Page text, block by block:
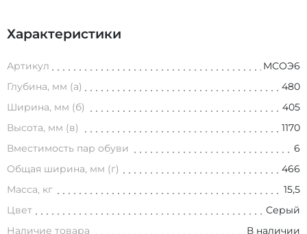
Характеристики
Артикул
МСОЭ6
Глубина, мм (а)
480
Ширина, мм (б)
405
Высота, мм (в)
1170
Вместимость пар обуви
6
Общая ширина, мм (г)
466
Масса, кг
15,5
Цвет
Серый
Наличие товара
В наличии